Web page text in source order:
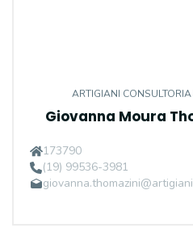
ARTIGIANI
Giovanna Moura
173790
(19) 99536-3981